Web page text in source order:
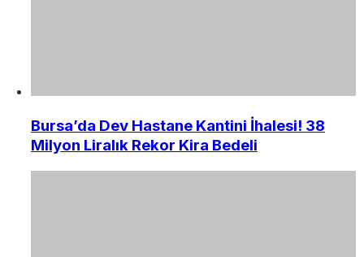
Bursa’da Dev Hastane Kantini İhalesi! 38
Milyon Liralık Rekor Kira Bedeli